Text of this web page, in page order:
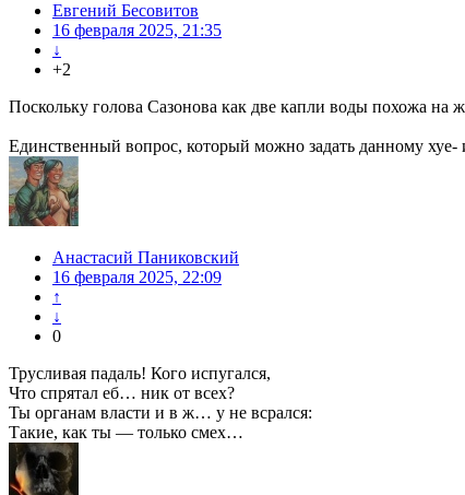
Евгений Бесовитов
16 февраля 2025, 21:35
↓
+2
Поскольку голова Сазонова как две капли воды похожа на
Единственный вопрос, который можно задать данному
Анастасий Паниковский
16 февраля 2025, 22:09
↑
↓
0
Трусливая падаль! Кого испугался,
Что спрятал еб… ник от всех?
Ты органам власти и в ж… у не всрался:
Такие, как ты — только смех…